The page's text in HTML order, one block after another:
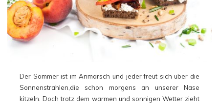
Der Sommer ist im Anmarsch und jeder freut sich über die
Sonnenstrahlen,die schon morgens an unserer Nase
kitzeln. Doch trotz dem warmen und sonnigen Wetter zieht